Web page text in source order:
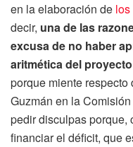
en la elaboración de
decir, una de las
excusa de no haber
aritmética del
porque miente
Guzmán en la
pedir disculpas porque,
financiar el déficit, que